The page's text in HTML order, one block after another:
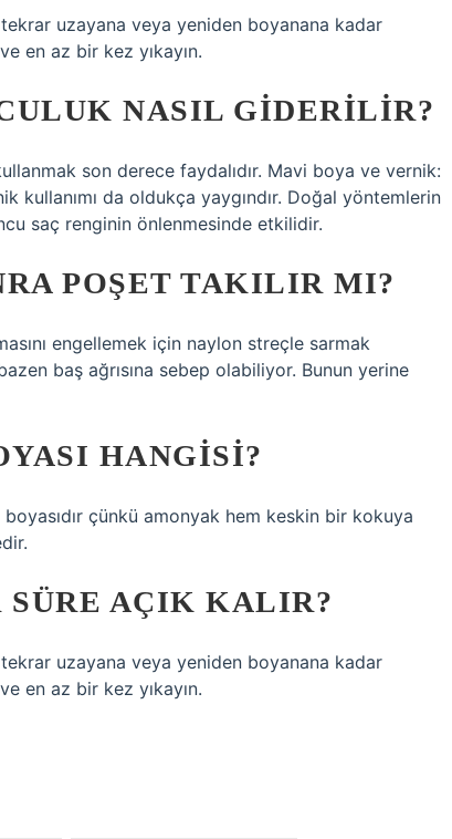
tekrar uzayana veya yeniden boyanana kadar
en az bir kez yıkayın.
NASIL GIDERILIR?
son derece faydalıdır. Mavi boya ve vernik:
da oldukça yaygındır. Doğal yöntemlerin
saç renginin önlenmesinde etkilidir.
POŞET TAKILIR MI?
engellemek için naylon streçle sarmak
baş ağrısına sebep olabiliyor. Bunun yerine
HANGISI?
çünkü amonyak hem keskin bir kokuya
SÜRE AÇIK KALIR?
tekrar uzayana veya yeniden boyanana kadar
en az bir kez yıkayın.